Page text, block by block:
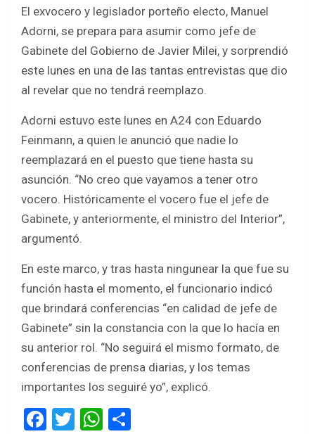
El exvocero y legislador porteño electo, Manuel
Adorni, se prepara para asumir como jefe de
Gabinete del Gobierno de Javier Milei, y sorprendió
este lunes en una de las tantas entrevistas que dio
al revelar que no tendrá reemplazo.
Adorni estuvo este lunes en A24 con Eduardo
Feinmann, a quien le anunció que nadie lo
reemplazará en el puesto que tiene hasta su
asunción. “No creo que vayamos a tener otro
vocero. Históricamente el vocero fue el jefe de
Gabinete, y anteriormente, el ministro del Interior”,
argumentó.
En este marco, y tras hasta ningunear la que fue su
función hasta el momento, el funcionario indicó
que brindará conferencias “en calidad de jefe de
Gabinete” sin la constancia con la que lo hacía en
su anterior rol. “No seguirá el mismo formato, de
conferencias de prensa diarias, y los temas
importantes los seguiré yo”, explicó.
F
T
W